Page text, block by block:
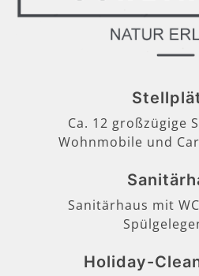
Ca. 12 großzügige
Wohnmobile und
Sanitärhaus mit
Holiday-